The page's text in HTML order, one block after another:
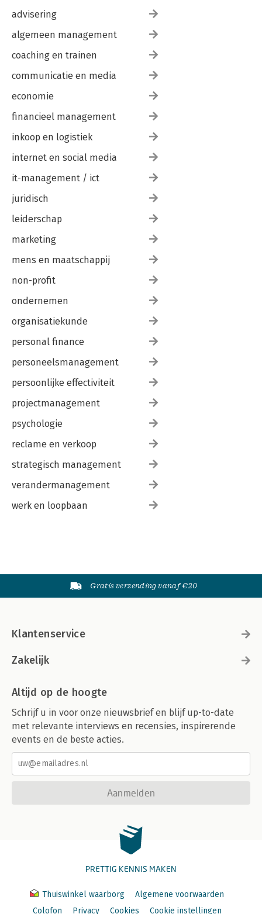
advisering
algemeen management
coaching en trainen
communicatie en media
economie
financieel management
inkoop en logistiek
internet en social media
it-management / ict
juridisch
leiderschap
marketing
mens en maatschappij
non-profit
ondernemen
organisatiekunde
personal finance
personeelsmanagement
persoonlijke effectiviteit
projectmanagement
psychologie
reclame en verkoop
strategisch management
verandermanagement
werk en loopbaan
Gratis verzending vanaf €20
Klantenservice
Zakelijk
Altijd op de hoogte
Schrijf u in voor onze nieuwsbrief en blijf up-to-date
met relevante interviews en recensies, inspirerende
events en de beste acties.
Aanmelden
PRETTIG KENNIS MAKEN
Thuiswinkel waarborg
Algemene voorwaarden
Colofon
Privacy Cookies Cookie instellingen